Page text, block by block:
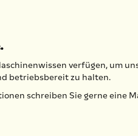
verfügen, um
betriebsbereit zu halten.
schreiben Sie gerne eine